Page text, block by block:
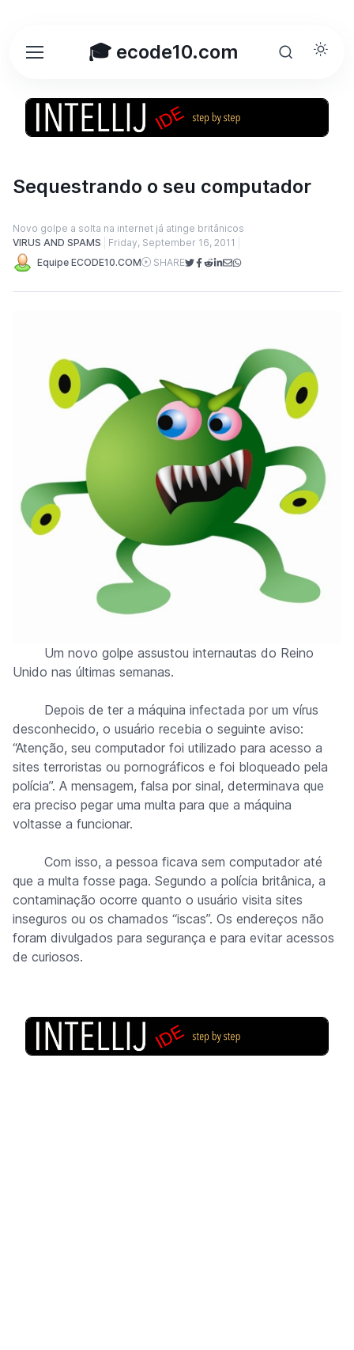
🎓 ecode10.com
Sequestrando o seu computador
Novo golpe a solta na internet já atinge britânicos
VIRUS AND SPAMS
Friday, September 16, 2011
Equipe ECODE10.COM
SHARE
Um novo golpe assustou internautas do Reino
Unido nas últimas semanas.
Depois de ter a máquina infectada por um vírus
desconhecido, o usuário recebia o seguinte aviso:
“Atenção, seu computador foi utilizado para acesso a
sites terroristas ou pornográficos e foi bloqueado pela
polícia”. A mensagem, falsa por sinal, determinava que
era preciso pegar uma multa para que a máquina
voltasse a funcionar.
Com isso, a pessoa ficava sem computador até
que a multa fosse paga. Segundo a polícia britânica, a
contaminação ocorre quanto o usuário visita sites
inseguros ou os chamados “iscas”. Os endereços não
foram divulgados para segurança e para evitar acessos
de curiosos.